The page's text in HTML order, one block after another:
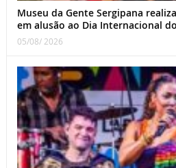
Museu da Gente Sergipana
em alusão ao Dia Internacional
05/08/ 2026